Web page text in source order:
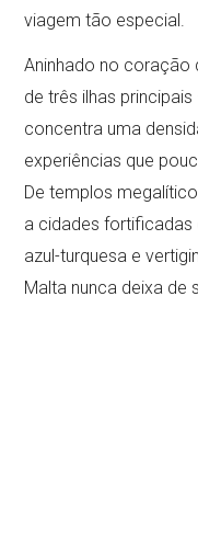
viagem tão especial.
Aninhado no coração
de três ilhas
concentra uma
experiências que
De templos
a cidades fortificadas
azul-turquesa e
Malta nunca deixa de